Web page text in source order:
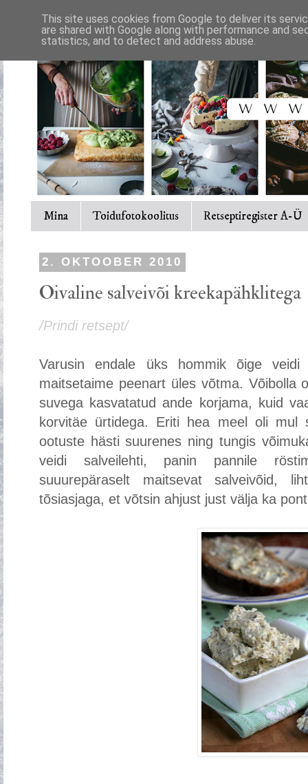
Mina Toidufotokoolitus Retseptiregister A-Ü
2. OKTOOBER 2010
Oivaline salveivõi kreekapähklitega
/Prindi retsept/
Varusin endale üks hommik õige
maitsetaime peenart üles võtma. Võibolla
suvega kasvatatud ande korjama, kuid
korvitäe ürtidega. Eriti hea meel oli mul
ootuste hästi suurenes ning tungis
veidi salveilehti, panin pannile
suuurepäraselt maitsevat salveivõid,
tõsiasjaga, et võtsin ahjust just välja ka
This site uses cookies from Google to deliver its
are shared with Google along with performance and
statistics, and to detect and address abuse.